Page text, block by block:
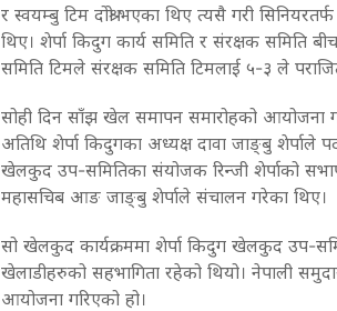
र स्वयम्बु टिम दोश्रो भएका थिए त्यसै गरी
थिए। शेर्पा किदुग कार्य समिति र संरक्षक समिति
समिति टिमले संरक्षक समिति टिमलाई ५-३ ले
सोही दिन साँझ खेल समापन समारोहको आयोजना
अतिथि शेर्पा किदुगका अध्यक्ष दावा जाङ्बु शेर्पाले
खेलकुद उप-समितिका संयोजक रिन्जी शेर्पाको
महासचिब आङ जाङ्बु शेर्पाले संचालन गरेका थिए।
सो खेलकुद कार्यक्रममा शेर्पा किदुग खेलकुद उप-
खेलाडीहरुको सहभागिता रहेको थियो। नेपाली
आयोजना गरिएको हो।